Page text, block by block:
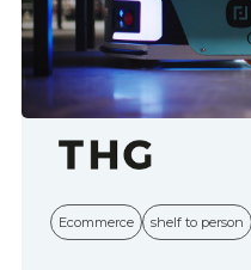
Ecommerce shelf to person